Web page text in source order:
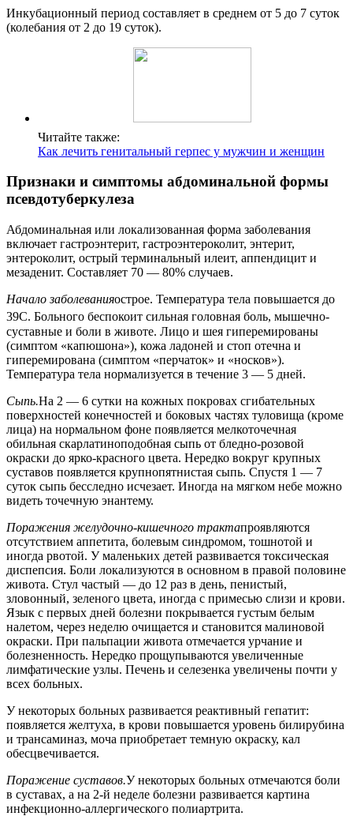
Инкубационный период составляет в среднем от 5 до 7 суток
(колебания от 2 до 19 суток).
Читайте также:
Как лечить генитальный герпес у мужчин и женщин
Признаки и симптомы абдоминальной формы
псевдотуберкулеза
Абдоминальная или локализованная форма заболевания
включает гастроэнтерит, гастроэнтероколит, энтерит,
энтероколит, острый терминальный илеит, аппендицит и
мезаденит. Составляет 70 — 80% случаев.
Начало заболеванияострое. Температура тела повышается до
39С. Больного беспокоит сильная головная боль, мышечно-
суставные и боли в животе. Лицо и шея гиперемированы
(симптом «капюшона»), кожа ладоней и стоп отечна и
гиперемирована (симптом «перчаток» и «носков»).
Температура тела нормализуется в течение 3 — 5 дней.
Сыпь.На 2 — 6 сутки на кожных покровах сгибательных
поверхностей конечностей и боковых частях туловища (кроме
лица) на нормальном фоне появляется мелкоточечная
обильная скарлатиноподобная сыпь от бледно-розовой
окраски до ярко-красного цвета. Нередко вокруг крупных
суставов появляется крупнопятнистая сыпь. Спустя 1 — 7
суток сыпь бесследно исчезает. Иногда на мягком небе можно
видеть точечную энантему.
Поражения желудочно-кишечного трактапроявляются
отсутствием аппетита, болевым синдромом, тошнотой и
иногда рвотой. У маленьких детей развивается токсическая
диспепсия. Боли локализуются в основном в правой половине
живота. Стул частый — до 12 раз в день, пенистый,
зловонный, зеленого цвета, иногда с примесью слизи и крови.
Язык с первых дней болезни покрывается густым белым
налетом, через неделю очищается и становится малиновой
окраски. При пальпации живота отмечается урчание и
болезненность. Нередко прощупываются увеличенные
лимфатические узлы. Печень и селезенка увеличены почти у
всех больных.
У некоторых больных развивается реактивный гепатит:
появляется желтуха, в крови повышается уровень билирубина
и трансаминаз, моча приобретает темную окраску, кал
обесцвечивается.
Поражение суставов.У некоторых больных отмечаются боли
в суставах, а на 2-й неделе болезни развивается картина
инфекционно-аллергического полиартрита.